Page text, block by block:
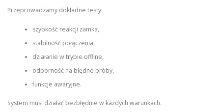
Przeprowadzamy dokładne testy:
szybkość reakcji zamka,
stabilność połączenia,
działanie w trybie offline,
odporność na błędne próby,
funkcje awaryjne.
System musi działać bezbłędnie w każdych warunkach.